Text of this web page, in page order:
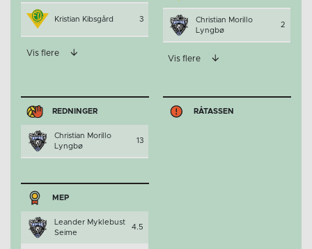
Kristian Kibsgård 3
Vis flere
Christian Morillo
Lyngbø
2
Vis flere
REDNINGER
Christian Morillo
Lyngbø
13
RÅTASSEN
MEP
Leander Myklebust
Seime
4.5